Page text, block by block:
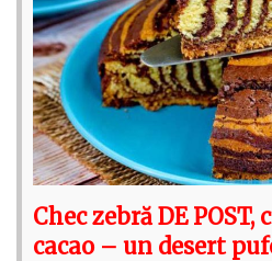
Chec zebră DE
cacao – un desert